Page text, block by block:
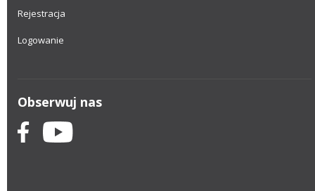
Rejestracja
Logowanie
Obserwuj nas